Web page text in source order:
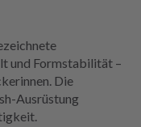
und Formstabilität –
Die
Ausrüstung